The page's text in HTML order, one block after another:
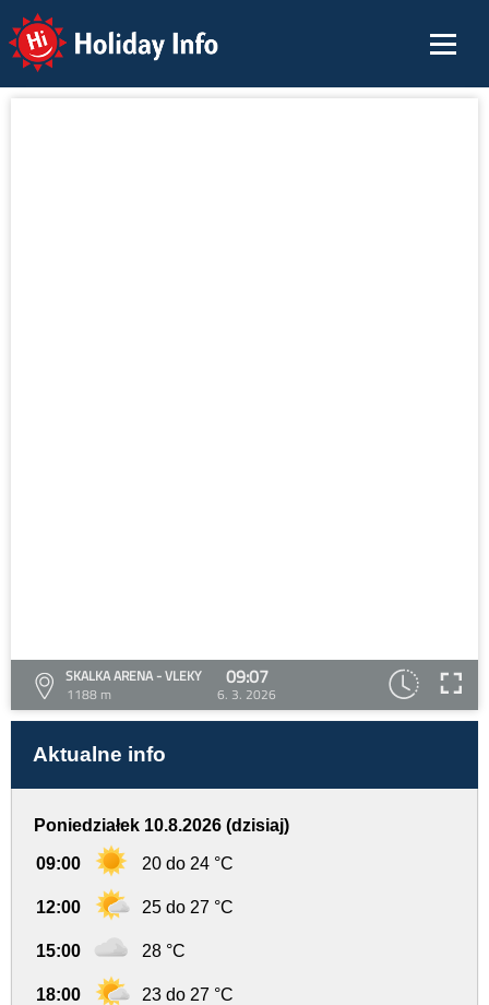
Holiday Info
SKALKA ARENA - VLEKY
1188 m
09:07
6. 3. 2026
Aktualne info
Poniedziałek 10.8.2026 (dzisiaj)
09:00 20 do 24 °C
12:00 25 do 27 °C
15:00 28 °C
18:00 23 do 27 °C